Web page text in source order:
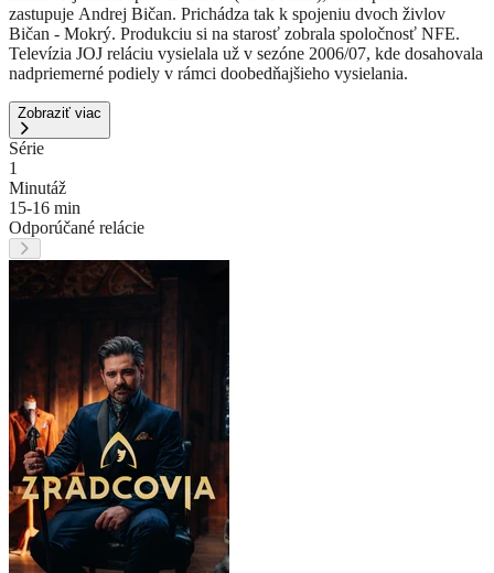
zastupuje Andrej Bičan. Prichádza tak k spojeniu dvoch živlov
Bičan - Mokrý. Produkciu si na starosť zobrala spoločnosť NFE.
Televízia JOJ reláciu vysielala už v sezóne 2006/07, kde dosahovala
nadpriemerné podiely v rámci doobedňajšieho vysielania.
Zobraziť viac
Série
1
Minutáž
15-16 min
Odporúčané relácie